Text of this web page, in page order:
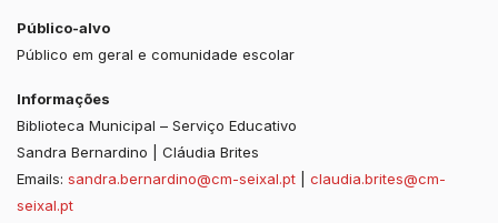
Público-alvo
Público em geral e comunidade escolar
Informações
Biblioteca Municipal – Serviço Educativo
Sandra Bernardino | Cláudia Brites
Emails: sandra.bernardino@cm-seixal.pt
claudia.brites@cm-
seixal.pt